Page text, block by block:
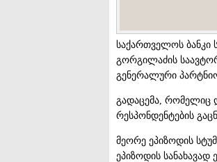
საქართველოს ბანკი
გორგილაძის
გენერალური
გადაცემა, რომელიც
რესპონდენტების
მეორე ეპიზოდის
ეპიზოდის სანახავად